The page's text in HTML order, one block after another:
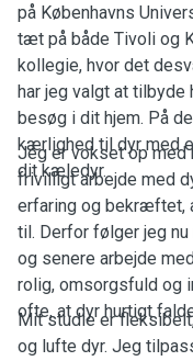
på Københavns
tæt på både Tivoli og
kollegie, hvor det
har jeg valgt at tilbyde
besøg i dit hjem. På
kærlighed til dyr med
dit kæledyr.
Jeg er vokset op med
frivilligt arbejde med
erfaring og bekræftet,
til. Derfor følger jeg
og senere arbejde
rolig, omsorgsfuld og
ofte, at dyr hurtigt
Mit studie er
og lufte dyr. Jeg